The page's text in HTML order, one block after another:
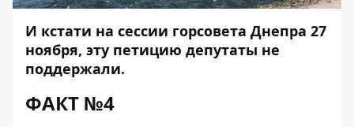
И кстати на сессии горсовета Днепра 27
ноября, эту петицию депутаты не
поддержали.
ФАКТ №4